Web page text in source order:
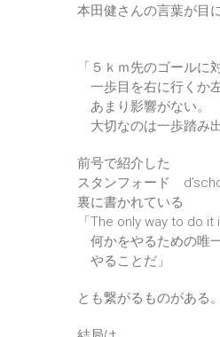
本田健さんの言葉が目
「５ｋｍ先のゴールに
一歩目を右に行くか
あまり影響がない。
大切なのは一歩踏み出
前号で紹介した
スタンフォード
裏に書かれている
「The only way to do
何かをやるための唯
やることだ」
とも繋がるものがある。